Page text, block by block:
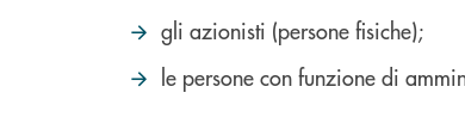
gli azionisti (persone fisiche);
le persone con funzione di